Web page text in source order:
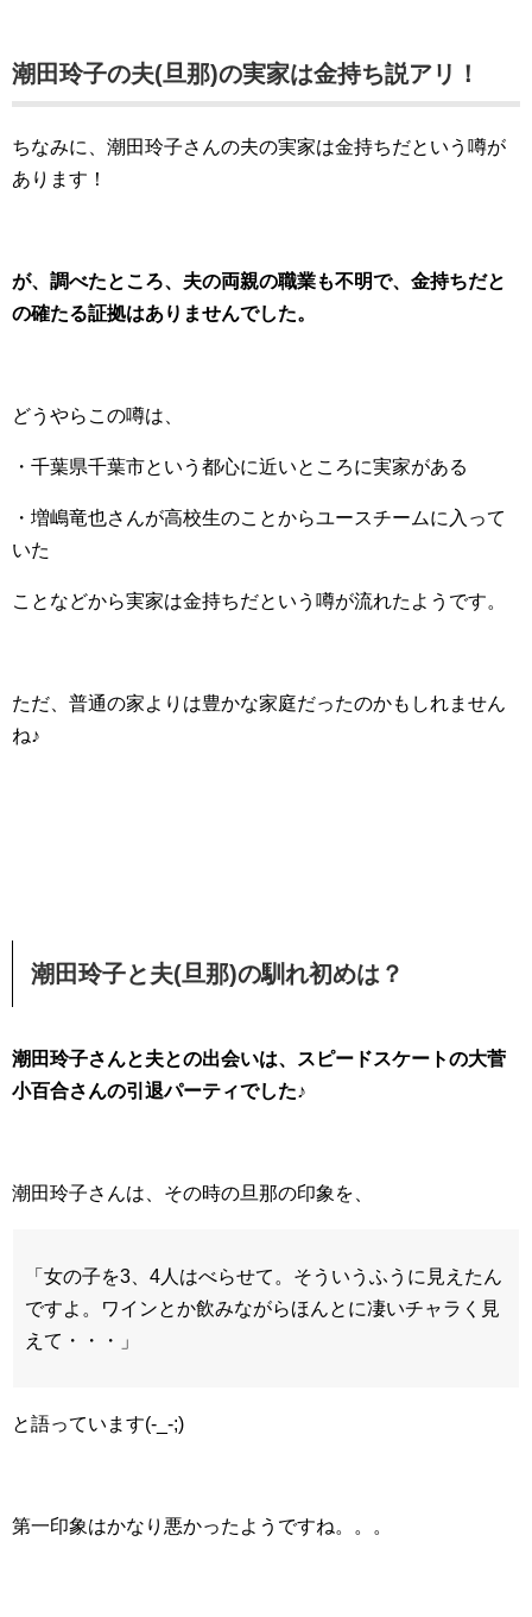
潮田玲子の夫(旦那)の実家は金持ち説アリ！
ちなみに、潮田玲子さんの夫の実家は金持ちだという噂が
あります！
が、調べたところ、夫の両親の職業も不明で、金持ちだと
の確たる証拠はありませんでした。
どうやらこの噂は、
・千葉県千葉市という都心に近いところに実家がある
・増嶋竜也さんが高校生のことからユースチームに入って
いた
ことなどから実家は金持ちだという噂が流れたようです。
ただ、普通の家よりは豊かな家庭だったのかもしれません
ね♪
潮田玲子と夫(旦那)の馴れ初めは？
潮田玲子さんと夫との出会いは、スピードスケートの大菅
小百合さんの引退パーティでした♪
潮田玲子さんは、その時の旦那の印象を、
「女の子を3、4人はべらせて。そういうふうに見えたん
ですよ。ワインとか飲みながらほんとに凄いチャラく見
えて・・・」
と語っています(-_-;)
第一印象はかなり悪かったようですね。。。